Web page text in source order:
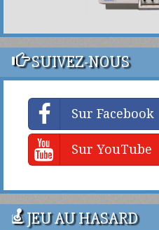
SUIVEZ-NOUS
Sur Facebook
Sur YouTube
JEU AU HASARD